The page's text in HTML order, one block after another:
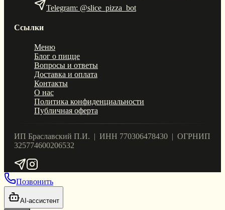
Telegram: @slice_pizza_bot
Ссылки
Меню
Блог о пицце
Вопросы и ответы
Доставка и оплата
Контакты
О нас
Политика конфиденциальности
Публичная оферта
ИП Браславский П.И. | ИНН 770306478430 | ОГРНИП
325774600206532
Позвонить
AI-ассистент